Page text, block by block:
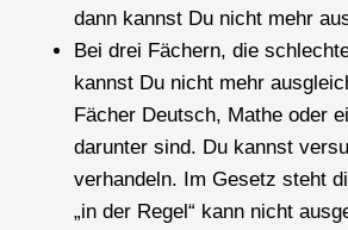
dann kannst Du nicht mehr
Bei drei Fächern, die
kannst Du nicht mehr
Fächer Deutsch, Mathe oder
darunter sind. Du kannst
verhandeln. Im Gesetz steht
„in der Regel“ kann nicht